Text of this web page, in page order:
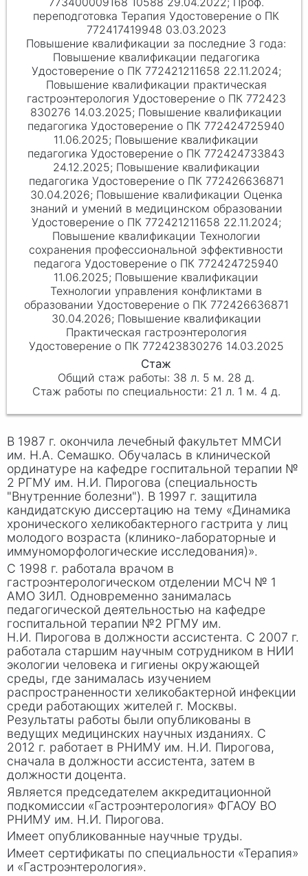
переподготовка Терапия Удостоверение о ПК
772417419948 03.03.2023
Повышение квалификации педагогика
Удостоверение о ПК 772421211658 22.11.2024;
Повышение квалификации практическая
гастроэнтерология Удостоверение о ПК 772423
830276 14.03.2025; Повышение квалификации
педагогика Удостоверение о ПК 772424725940
11.06.2025; Повышение квалификации
педагогика Удостоверение о ПК 772424733843
24.12.2025; Повышение квалификации
педагогика Удостоверение о ПК 772426636871
30.04.2026; Повышение квалификации Оценка
знаний и умений в медицинском образовании
Удостоверение о ПК 772421211658 22.11.2024;
Повышение квалификации Технологии
сохранения профессиональной эффективности
педагога Удостоверение о ПК 772424725940
11.06.2025; Повышение квалификации
Технологии управления конфликтами в
образовании Удостоверение о ПК 772426636871
30.04.2026; Повышение квалификации
Практическая гастроэнтерология
Удостоверение о ПК 772423830276 14.03.2025
38 л. 5 м. 28 д.
21 л. 1 м. 4 д.
В 1987 г. окончила лечебный факультет ММСИ
им. Н.А. Семашко. Обучалась в клинической
ординатуре на кафедре госпитальной терапии №
2 РГМУ им. Н.И. Пирогова (специальность
"Внутренние болезни"). В 1997 г. защитила
кандидатскую диссертацию на тему «Динамика
хронического хеликобактерного гастрита у лиц
молодого возраста (клинико-лабораторные и
иммуноморфологические исследования)».
С 1998 г. работала врачом в
гастроэнтерологическом отделении МСЧ № 1
АМО ЗИЛ. Одновременно занималась
педагогической деятельностью на кафедре
госпитальной терапии №2 РГМУ им.
Н.И. Пирогова в должности ассистента. С 2007 г.
работала старшим научным сотрудником в НИИ
экологии человека и гигиены окружающей
среды, где занималась изучением
распространенности хеликобактерной инфекции
среди работающих жителей г. Москвы.
Результаты работы были опубликованы в
ведущих медицинских научных изданиях. С
2012 г. работает в РНИМУ им. Н.И. Пирогова,
сначала в должности ассистента, затем в
должности доцента.
Является председателем аккредитационной
подкомиссии «Гастроэнтерология» ФГАОУ ВО
РНИМУ им. Н.И. Пирогова.
Имеет опубликованные научные труды.
Имеет сертификаты по специальности «Терапия»
и «Гастроэнтерология».